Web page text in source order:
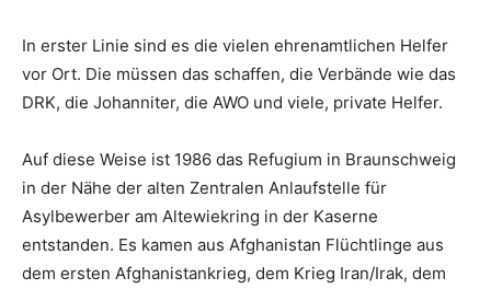
In erster Linie sind es die vielen ehrenamtlichen Helfer
vor Ort. Die müssen das schaffen, die Verbände wie das
DRK, die Johanniter, die AWO und viele, private Helfer.
Auf diese Weise ist 1986 das Refugium in Braunschweig
in der Nähe der alten Zentralen Anlaufstelle für
Asylbewerber am Altewiekring in der Kaserne
entstanden. Es kamen aus Afghanistan Flüchtlinge aus
dem ersten Afghanistankrieg, dem Krieg Iran/Irak, dem